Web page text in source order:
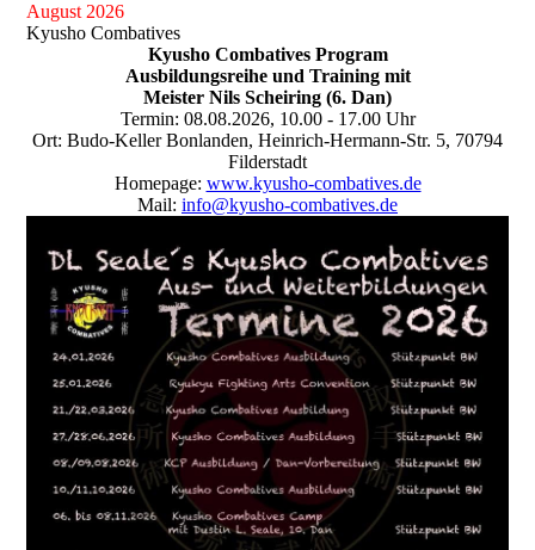
August 2026
Kyusho Combatives
Kyusho Combatives Program
Ausbildungsreihe und Training mit
Meister Nils Scheiring (6. Dan)
Termin: 08.08.2026, 10.00 - 17.00 Uhr
Ort: Budo-Keller Bonlanden, Heinrich-Hermann-Str. 5, 70794
Filderstadt
Homepage: www.kyusho-combatives.de
Mail: info@kyusho-combatives.de